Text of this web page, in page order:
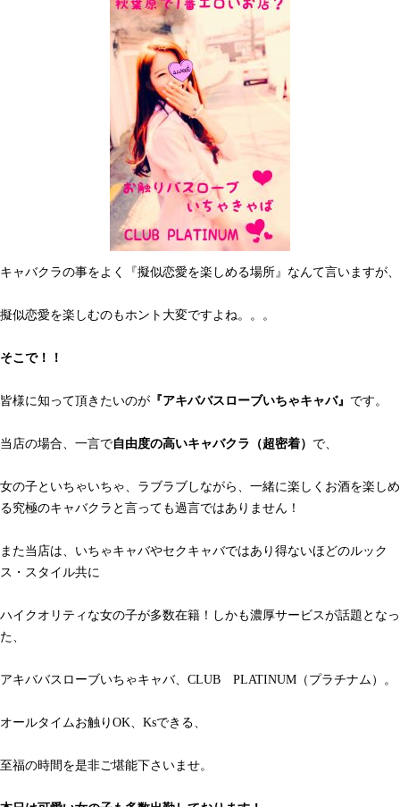
キャバクラの事をよく『擬似恋愛を楽しめる場所』なんて言いますが、
擬似恋愛を楽しむのもホント大変ですよね。。。
そこで！！
皆様に知って頂きたいのが 『アキババスローブいちゃキャバ』 です。
当店の場合、一言で自由度の高いキャバクラ（超密着） で、
女の子といちゃいちゃ、ラブラブしながら、一緒に楽しくお酒を楽しめ
る究極のキャバクラと言っても過言ではありません！
また当店は、いちゃキャバやセクキャバではあり得ないほどのルック
ス・スタイル共に
ハイクオリティな女の子が多数在籍！しかも濃厚サービスが話題となっ
た、
アキババスローブいちゃキャバ、CLUB PLATINUM（プラチナム）。
オールタイムお触りOK、Ksできる、
至福の時間を是非ご堪能下さいませ。